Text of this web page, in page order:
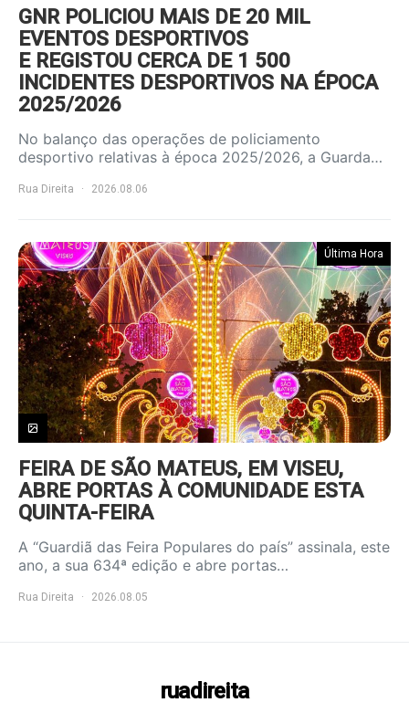
GNR POLICIOU MAIS DE 20 MIL
EVENTOS DESPORTIVOS
E REGISTOU CERCA DE 1 500
INCIDENTES DESPORTIVOS NA ÉPOCA
2025/2026
No balanço das operações de policiamento
desportivo relativas à época 2025/2026, a Guarda…
Rua Direita 2026.08.06
Última Hora
FEIRA DE SÃO MATEUS, EM VISEU,
ABRE PORTAS À COMUNIDADE ESTA
QUINTA-FEIRA
A “Guardiã das Feira Populares do país” assinala, este
ano, a sua 634ª edição e abre portas…
Rua Direita 2026.08.05
ruadireita